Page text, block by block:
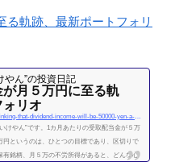
軌跡、最新ポートフォリ
ん”の投資日記
月５万円に至る軌
リオ
https://kouhaitou-ikeyan.com/960-2thinking-that-dividend-income-will-be-50000-yen-a-month
けやん”です。1カ月あたりの受取配当金が５万
円というのは、ひとつの目標であり、区切りで
銘柄、月５万の不労所得があると、どんな心